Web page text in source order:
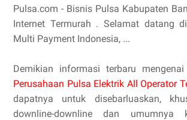
Pulsa.com - Bisnis Pulsa Kabupaten
Internet Termurah . Selamat datang
Multi Payment Indonesia, ...
Demikian informasi terbaru mengenai
Perusahaan Pulsa Elektrik All Operator
dapatnya untuk disebarluaskan,
downline-downline dan umumnya